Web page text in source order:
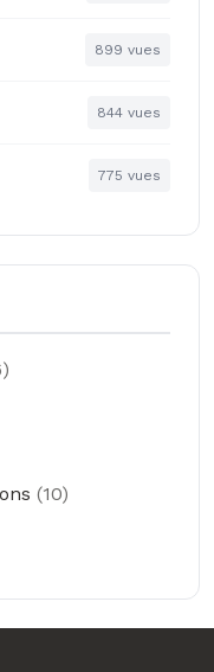
899 vues
844 vues
775 vues
(10)